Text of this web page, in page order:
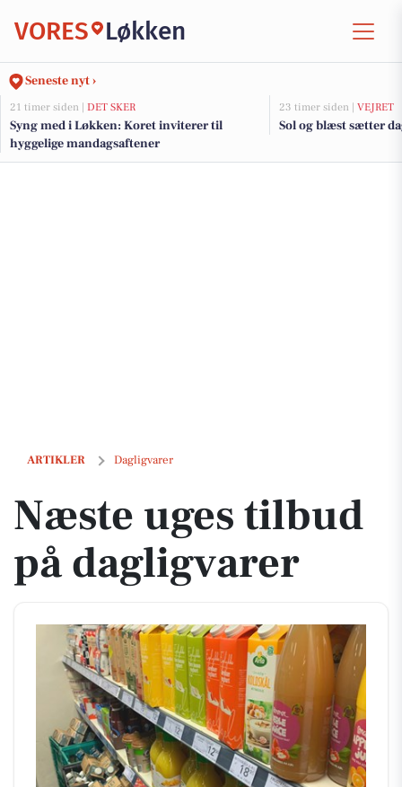
VORES Løkken
Seneste nyt ›
21 timer siden | DET SKER
Syng med i Løkken: Koret inviterer til
hyggelige mandagsaftener
23 timer siden | VEJRET
Sol og blæst sætter
ARTIKLER Dagligvarer
Næste uges tilbud på dagligvarer
Næste uges tilbud
på dagligvarer